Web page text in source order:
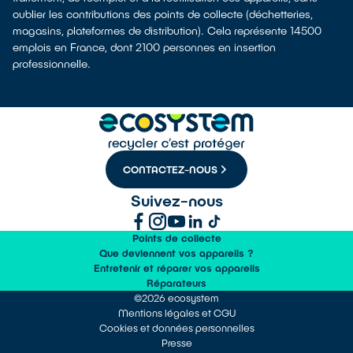
oublier les contributions des points de collecte (déchetteries,
magasins, plateformes de distribution). Cela représente 14500
emplois en France, dont 2100 personnes en insertion
professionnelle.
CONTACTEZ-NOUS
Suivez-nous
Points de collecte
Que deviennent vos appareils ?
Entretenir et réparer vos appareils
Réparateurs
©2026 ecosystem
Mentions légales et CGU
Cookies et données personnelles
Presse